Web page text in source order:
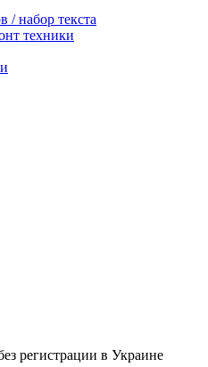
/ набор текста
техники
регистрации в Украине